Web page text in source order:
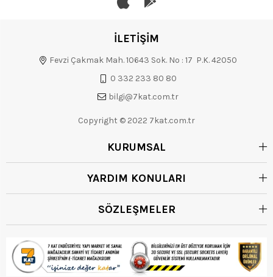
İLETİŞİM
Fevzi Çakmak Mah. 10643 Sok. No : 17 P.K. 42050
0 332 233 80 80
bilgi@7kat.com.tr
Copyright © 2022 7kat.com.tr
KURUMSAL
YARDIM KONULARI
SÖZLEŞMELER